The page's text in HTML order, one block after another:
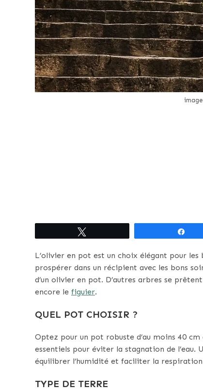
L’olivier en pot est un choix élégant pour
prospérer dans un récipient avec les bons
d’un olivier en pot. D’autres arbres se
encore le figuier.
QUEL POT CHOISIR ?
Optez pour un pot robuste d’au moins 40
essentiels pour éviter la stagnation de
équilibrer l’humidité et faciliter la respiration
TYPE DE TERRE